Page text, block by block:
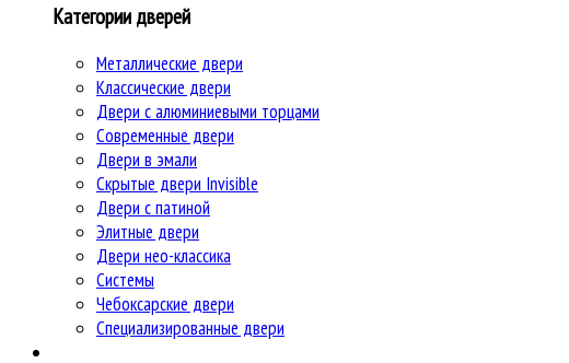
Категории дверей
Металлические двери
Классические двери
Двери c алюминиевыми торцами
Современные двери
Двери в эмали
Скрытые двери Invisible
Двери с патиной
Элитные двери
Двери нео-классика
Системы
Чебоксарские двери
Специализированные двери